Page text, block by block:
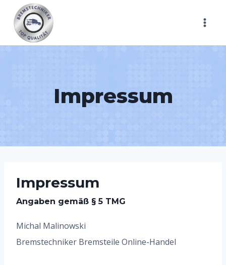
Inhalt
springen
Impressum
Impressum
Angaben gemäß § 5 TMG
Michal Malinowski
Bremstechniker Bremsteile Online-Handel